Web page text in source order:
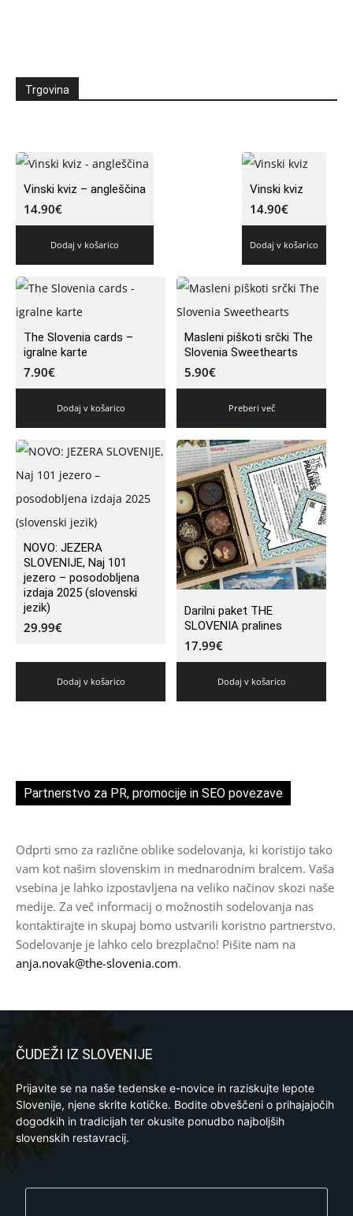
Trgovina
Vinski kviz – angleščina
14.90€
Dodaj v košarico
Vinski kviz
14.90€
Dodaj v košarico
The Slovenia cards –
igralne karte
7.90€
Dodaj v košarico
Masleni piškoti srčki The
Slovenia Sweethearts
5.90€
Preberi več
NOVO: JEZERA
SLOVENIJE, Naj 101
jezero – posodobljena
izdaja 2025 (slovenski
jezik)
29.99€
Dodaj v košarico
Darilni paket THE
SLOVENIA pralines
17.99€
Dodaj v košarico
Partnerstvo za PR, promocije in SEO povezave
Odprti smo za različne oblike sodelovanja, ki koristijo tako
vam kot našim slovenskim in mednarodnim bralcem. Vaša
vsebina je lahko izpostavljena na veliko načinov skozi naše
medije. Za več informacij o možnostih sodelovanja nas
kontaktirajte in skupaj bomo ustvarili koristno partnerstvo.
Sodelovanje je lahko celo brezplačno! Pišite nam na
anja.novak@the-slovenia.com.
ČUDEŽI IZ SLOVENIJE
Prijavite se na naše tedenske e-novice in raziskujte lepote
Slovenije, njene skrite kotičke. Bodite obveščeni o prihajajočih
dogodkih in tradicijah ter okusite ponudbo najboljših
slovenskih restavracij.